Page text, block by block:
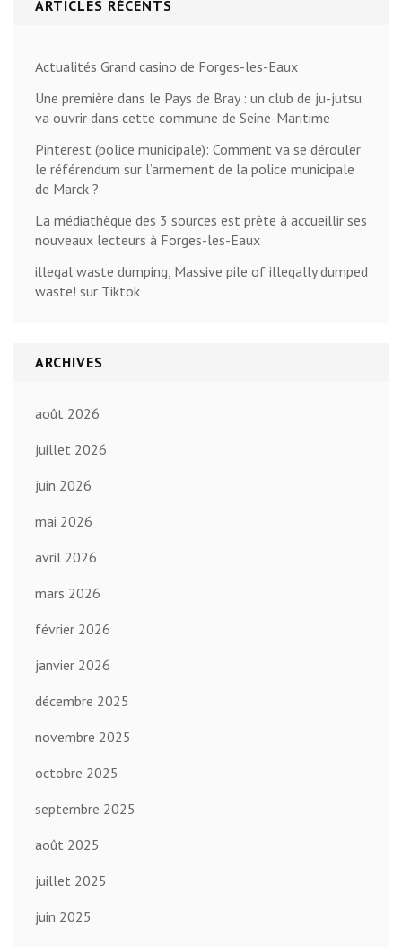
ARTICLES RÉCENTS
Actualités Grand casino de Forges-les-Eaux
Une première dans le Pays de Bray : un club de ju-jutsu
va ouvrir dans cette commune de Seine-Maritime
Pinterest (police municipale): Comment va se dérouler
le référendum sur l’armement de la police municipale
de Marck ?
La médiathèque des 3 sources est prête à accueillir ses
nouveaux lecteurs à Forges-les-Eaux
illegal waste dumping, Massive pile of illegally dumped
waste! sur Tiktok
ARCHIVES
août 2026
juillet 2026
juin 2026
mai 2026
avril 2026
mars 2026
février 2026
janvier 2026
décembre 2025
novembre 2025
octobre 2025
septembre 2025
août 2025
juillet 2025
juin 2025